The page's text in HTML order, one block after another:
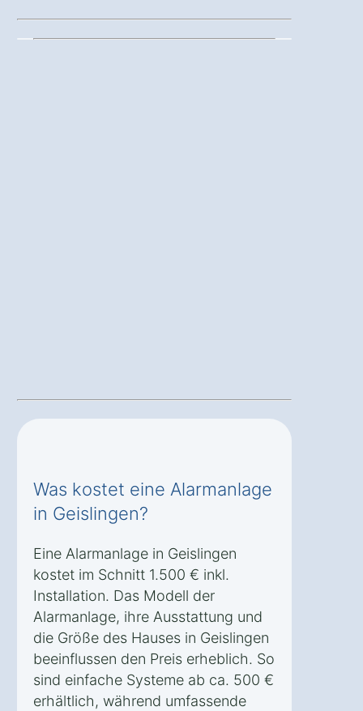
Was kostet eine Alarmanlage
in Geislingen?
Eine Alarmanlage in Geislingen
kostet im Schnitt 1.500 € inkl.
Installation. Das Modell der
Alarmanlage, ihre Ausstattung und
die Größe des Hauses in Geislingen
beeinflussen den Preis erheblich. So
sind einfache Systeme ab ca. 500 €
erhältlich, während umfassende